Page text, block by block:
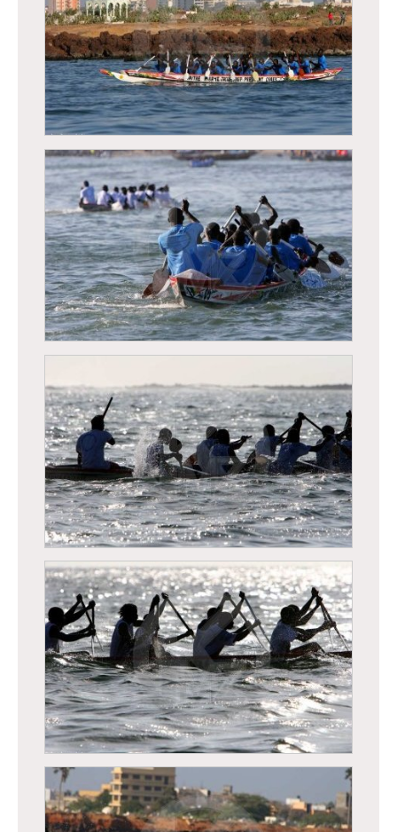
Régates de Dakar, course traditionnelle de
pirogues
Régates de Dakar, course traditionnelle de
pirogues
Régates de Dakar, course traditionnelle de
pirogues
Régates de Dakar, course traditionnelle de
pirogues